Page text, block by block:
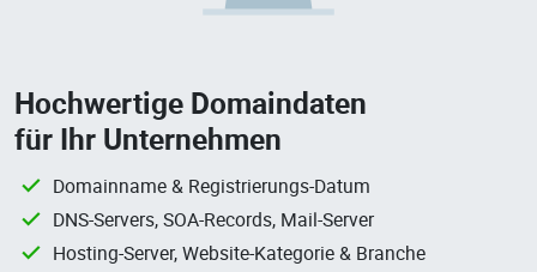
Hochwertige Domaindaten
für Ihr Unternehmen
Domainname & Registrierungs-Datum
DNS-Servers, SOA-Records, Mail-Server
Hosting-Server, Website-Kategorie & Branche